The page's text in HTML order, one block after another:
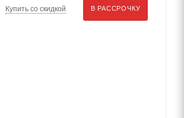
Купить со скидкой В РАССРОЧКУ